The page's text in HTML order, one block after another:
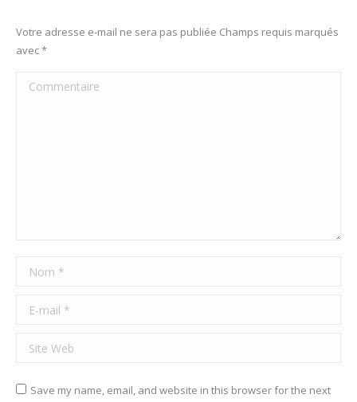
Votre adresse e-mail ne sera pas publiée Champs requis marqués
avec*
Commentaire
Nom *
E-mail *
Site Web
Save my name, email, and website in this browser for the next